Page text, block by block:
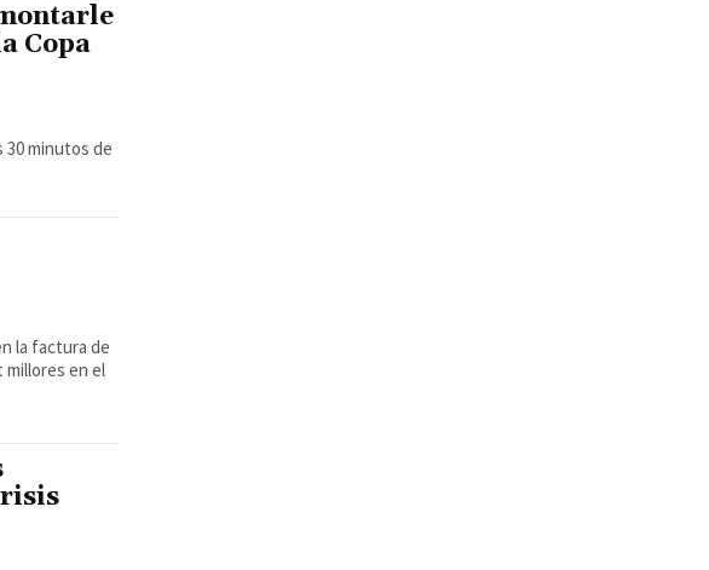
Copa
30 minutos de
la factura de